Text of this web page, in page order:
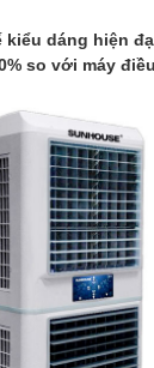
kiểu dáng hiện
so với máy